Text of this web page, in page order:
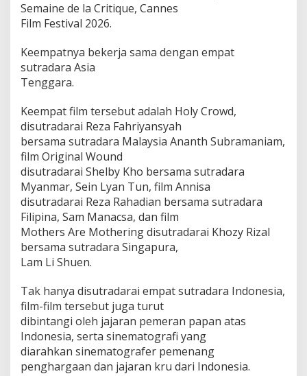
n
d
n
K
y
R
i
z
a
l
o
r
l
d
m
i
e
r
e
1
4
Semaine de la Critique, Cannes
Film Festival 2026.
Keempatnya bekerja sama dengan empat
sutradara Asia
Tenggara.
Keempat film tersebut adalah Holy Crowd,
disutradarai Reza Fahriyansyah
bersama sutradara Malaysia Ananth Subramaniam,
film Original Wound
disutradarai Shelby Kho bersama sutradara
Myanmar, Sein Lyan Tun, film Annisa
disutradarai Reza Rahadian bersama sutradara
Filipina, Sam Manacsa, dan film
Mothers Are Mothering disutradarai Khozy Rizal
bersama sutradara Singapura,
Lam Li Shuen.
Tak hanya disutradarai empat sutradara Indonesia,
film-film tersebut juga turut
dibintangi oleh jajaran pemeran papan atas
Indonesia, serta sinematografi yang
diarahkan sinematografer pemenang
penghargaan dan jajaran kru dari Indonesia.